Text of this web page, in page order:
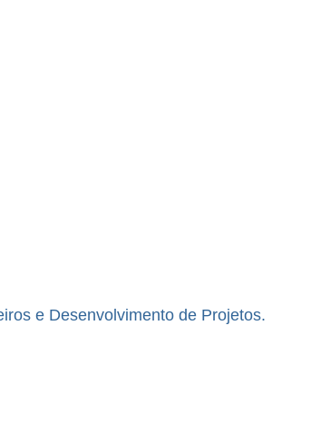
e Desenvolvimento de Projetos.